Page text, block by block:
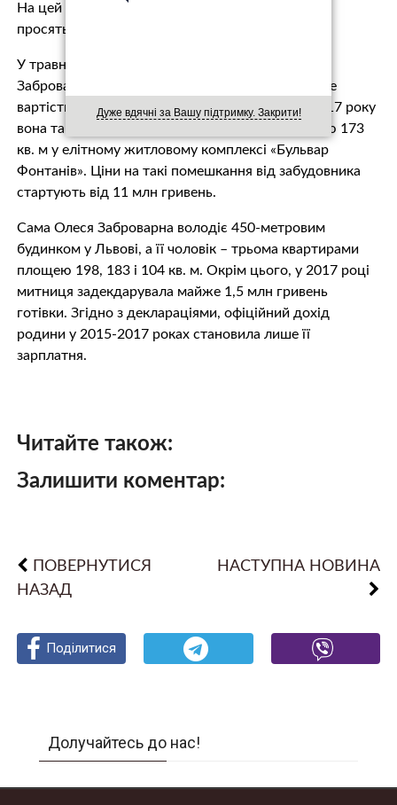
Дуже вдячні за Вашу підтримку. Закрити!
На цей час за такі автівки на вторинному ринку
просять 350 тисяч доларів.
У травні 2018-го у доньки митниці Богдани
Заброварної з’явився новенький Porsche Cayenne
вартістю близько 5 млн гривень. Наприкінці 2017 року
вона також придбала київську квартиру площею 173
кв. м у елітному житловому комплексі «Бульвар
Фонтанів». Ціни на такі помешкання від забудовника
стартують від 11 млн гривень.
Сама Олеся Заброварна володіє 450-метровим
будинком у Львові, а її чоловік – трьома квартирами
площею 198, 183 і 104 кв. м. Окрім цього, у 2017 році
митниця задекдарувала майже 1,5 млн гривень
готівки. Згідно з деклараціями, офіційний дохід
родини у 2015-2017 роках становила лише її
зарплатня.
Читайте також:
Залишити коментар:
ПОВЕРНУТИСЯ
НАЗАД
НАСТУПНА НОВИНА
Поділитися
Поділитися
Поділитися
Долучайтесь до нас!